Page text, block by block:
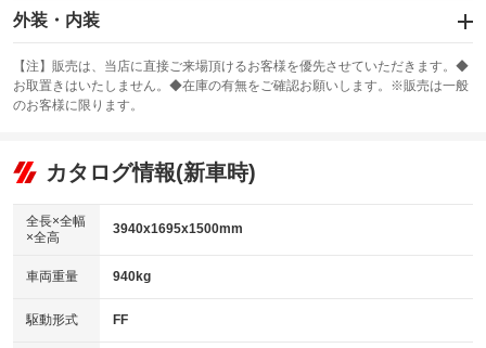
エアバッグ：運転席/助手席/サイド
：装備あり
：装備なし
サンルーフ
：装備なし ABS
リフトアップ
：装備なし
：装備なし
パワーウィンドウ
アイドリングストップ
：装備なし
USB入力端子
：装備なし
外装・内装
カーナビ：メモリーナビ他
：装備あり
TV
：装備なし
ビジュアル
：装備なし
：装備なし
革シート
キーレス
HID(キセノンライト)
：装備なし
【注】販売は、当店に直接ご来場頂けるお客様を優先させていただきます。◆
お取置きはいたしません。◆在庫の有無をご確認お願いします。※販売は一般
のお客様に限ります。
カタログ情報(新車時)
全長×全幅
×全高
3940x1695x1500mm
車両重量 940kg
駆動形式 FF